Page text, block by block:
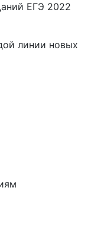
ЕГЭ 2022
линии новых